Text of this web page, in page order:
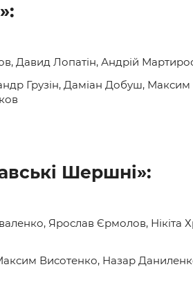
Давид Лопатін, Андрій
Грузін, Даміан Добуш, Максим
Шершні»:
Ярослав Єрмолов, Нікіта
Висотенко, Назар